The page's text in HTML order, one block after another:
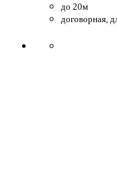
до 20м
договорная,